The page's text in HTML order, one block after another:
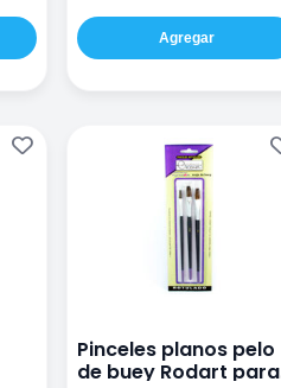
Agregar
Pinceles planos pelo
de buey Rodart para